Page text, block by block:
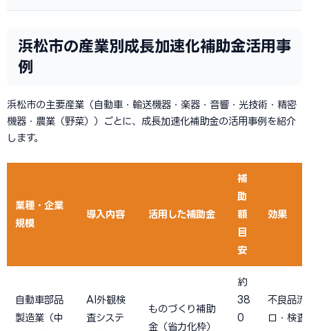
浜松市の産業別成長加速化補助金活用事
例
浜松市の主要産業（自動車・輸送機器・楽器・音響・光技術・精密
機器・農業（野菜））ごとに、成長加速化補助金の活用事例を紹介
します。
業種・企業
規模
導入内容 活用した補助金
補
助
額
目
安
効果
自動車部品
製造業（中
AI外観検
査システ
ものづくり補助
金（省力化枠）
約
38
0
不良品流
ロ・検査